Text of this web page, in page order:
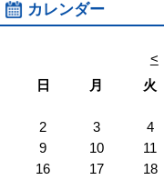
カレンダー
<
日
月 火
2
3 4
9
10 11
16
17 18